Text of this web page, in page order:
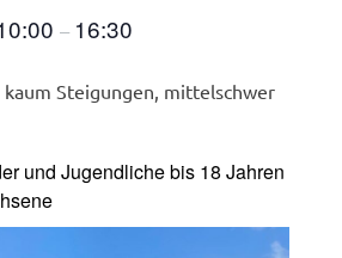
– 16:30
kaum Steigungen, mittelschwer
und Jugendliche bis 18 Jahren